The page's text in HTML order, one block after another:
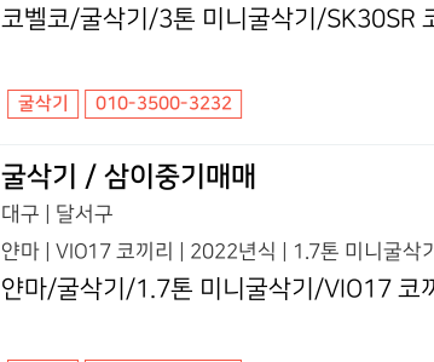
코벨코/굴삭기/3톤 미니굴삭기/SK30SR
굴삭기 010-3500-3232
굴삭기 / 삼이중기매매
대구 | 달서구
얀마 | VIO17 코끼리 | 2022년식 | 1.7톤 미니굴삭기
얀마/굴삭기/1.7톤 미니굴삭기/VIO17 코